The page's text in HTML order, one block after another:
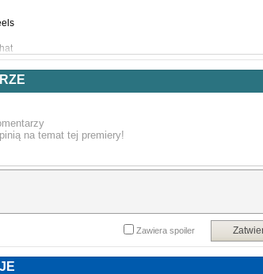
My Love
You
na temat tej premiery!
Zawiera spoiler